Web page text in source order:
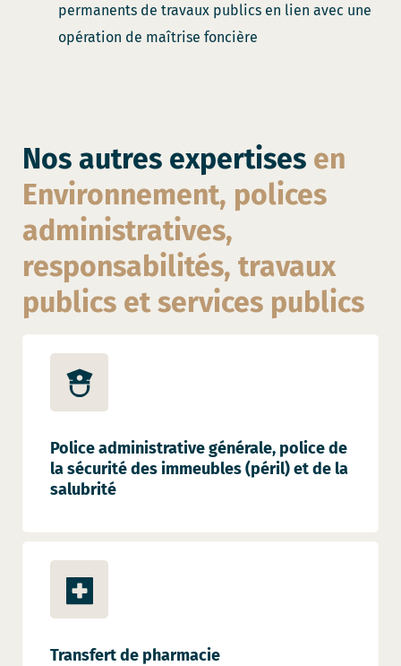
permanents de travaux publics en lien avec une
opération de maîtrise foncière
Nos autres expertises en
Environnement, polices
administratives,
responsabilités, travaux
publics et services publics
Police administrative générale, police de
la sécurité des immeubles (péril) et de la
salubrité
Transfert de pharmacie